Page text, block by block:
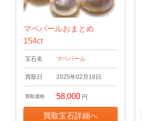
マベパールおまとめ
154ct
宝石名 マベパール
買取日 2025年02月18日
買取価格 58,000 円
買取宝石詳細へ